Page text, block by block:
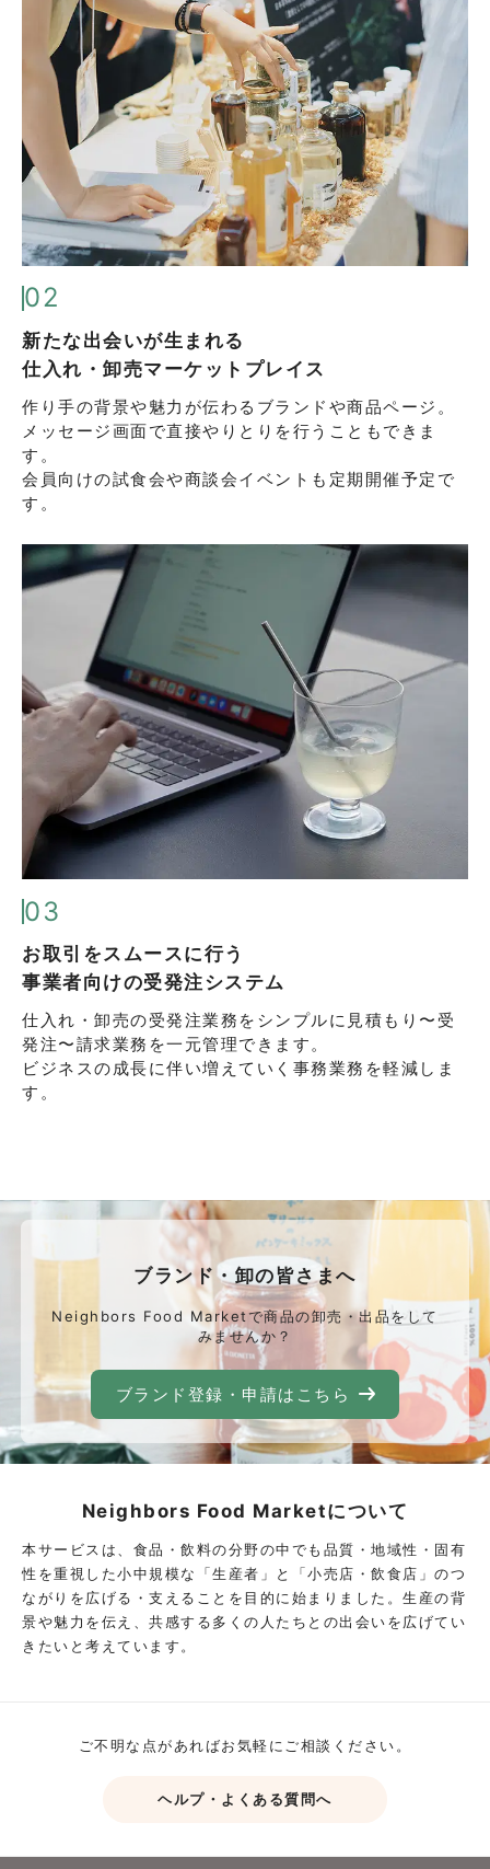
02
新たな出会いが生まれる
仕入れ・卸売マーケットプレイス
作り手の背景や魅力が伝わるブランドや商品ページ。
メッセージ画面で直接やりとりを行うこともできま
す。
会員向けの試食会や商談会イベントも定期開催予定で
す。
03
お取引をスムースに行う
事業者向けの受発注システム
仕入れ・卸売の受発注業務をシンプルに 見積もり〜受
発注〜請求業務を一元管理できます。
ビジネスの成長に伴い増えていく事務業務を軽減しま
す。
ブランド・卸の皆さまへ
Neighbors Food Marketで商品の卸売・出品をして
みませんか？
ブランド登録・申請はこちら
Neighbors Food Marketについて
本サービスは、食品・飲料の分野の中でも品質・地域性・固有
性を重視した小中規模な「生産者」と「小売店・飲食店」のつ
ながりを広げる・支えることを目的に始まりました。生産の背
景や魅力を伝え、共感する多くの人たちとの出会いを広げてい
きたいと考えています。
ご不明な点があればお気軽にご相談ください。
ヘルプ・よくある質問へ